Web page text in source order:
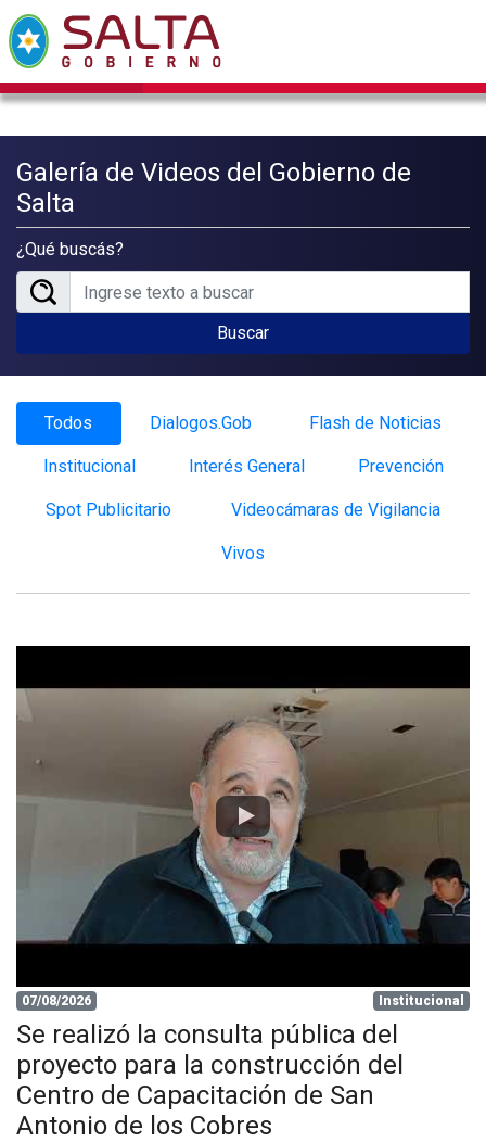
Galería de Videos del Gobierno de
Salta
¿Qué buscás?
Buscar
Todos Dialogos.Gob Flash de Noticias
Institucional Interés General Prevención
Spot Publicitario Videocámaras de Vigilancia
Vivos
07/08/2026 Institucional
Se realizó la consulta pública del
proyecto para la construcción del
Centro de Capacitación de San
Antonio de los Cobres